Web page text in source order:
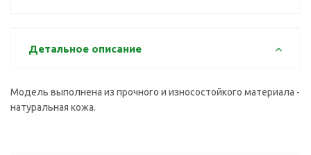
Детальное описание
Модель выполнена из прочного и износостойкого материала -
натуральная кожа.